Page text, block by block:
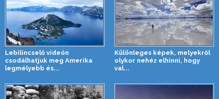
Lebilincselő videón
csodálhatjuk meg Amerika
legmélyebb és...
Különleges képek, melyekről
olykor nehéz elhinni, hogy
val...